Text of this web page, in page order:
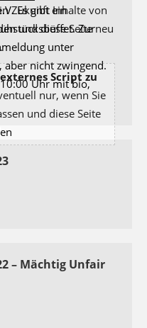
Zukunft Inhalte von
und diese Seite neu
Script zu
nur, wenn Sie
und diese Seite
Es gibt ein
Zur
unter
aber nicht zwingend.
Uhr mit bio,
– Mächtig Unfair